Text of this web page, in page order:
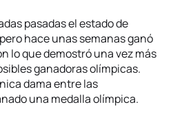
pasadas el estado de
hace unas semanas ganó
lo que demostró una vez más
ganadoras olímpicas.
dama entre las
una medalla olímpica.